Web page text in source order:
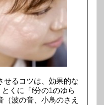
せるコツは、効果的な
くに「f分の1のゆら
波の音、小鳥のさえ